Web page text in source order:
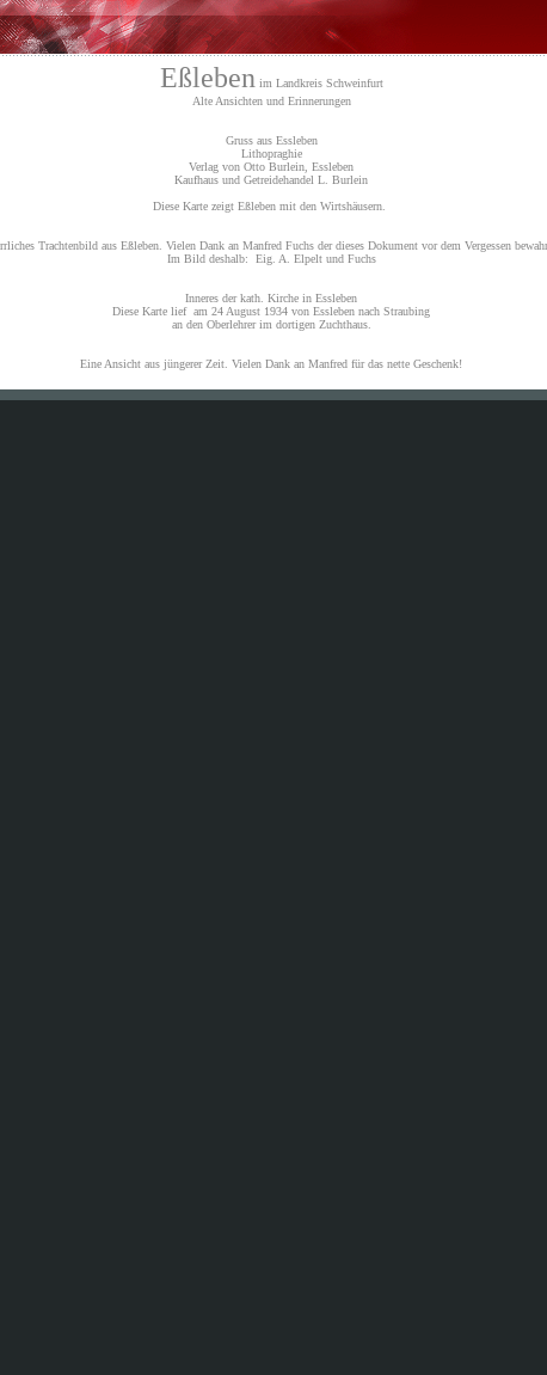
Eßleben im Landkreis Schweinfurt
Alte Ansichten und Erinnerungen
Gruss aus Essleben
Lithopraghie
Verlag von Otto Burlein, Essleben
Kaufhaus und Getreidehandel L. Burlein
Diese Karte zeigt Eßleben mit den Wirtshäusern.
Trachtenbild aus Eßleben. Vielen Dank an Manfred Fuchs der dieses Dokument vor dem Vergessen
Im Bild deshalb: Eig. A. Elpelt und Fuchs
Inneres der kath. Kirche in Essleben
Diese Karte lief am 24 August 1934 von Essleben nach Straubing
an den Oberlehrer im dortigen Zuchthaus.
Eine Ansicht aus jüngerer Zeit. Vielen Dank an Manfred für das nette Geschenk!